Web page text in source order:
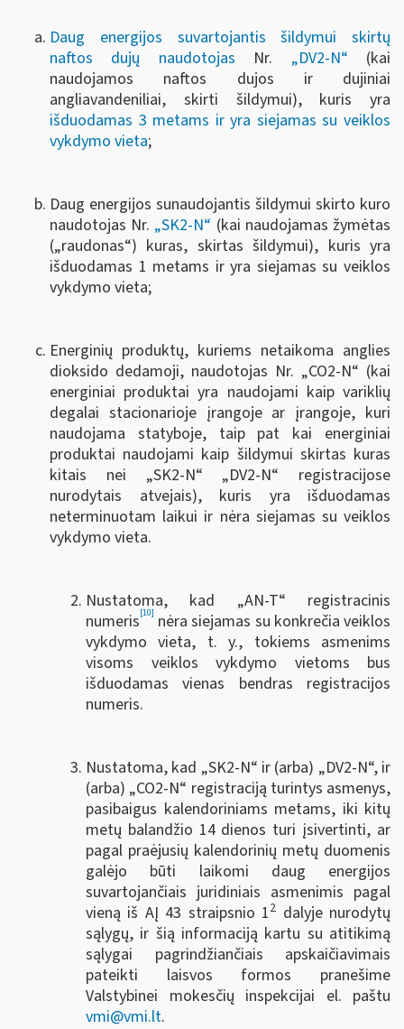
Daug energijos suvartojantis šildymui skirtų
naftos dujų naudotojas Nr. „DV2-N“ (kai
naudojamos naftos dujos ir dujiniai
angliavandeniliai, skirti šildymui), kuris yra
išduodamas 3 metams ir yra siejamas su veiklos
vykdymo vieta;
Daug energijos sunaudojantis šildymui skirto kuro
naudotojas Nr. „SK2-N“ (kai naudojamas žymėtas
(„raudonas“) kuras, skirtas šildymui), kuris yra
išduodamas 1 metams ir yra siejamas su veiklos
vykdymo vieta;
Energinių produktų, kuriems netaikoma anglies
dioksido dedamoji, naudotojas Nr. „CO2-N“ (kai
energiniai produktai yra naudojami kaip variklių
degalai stacionarioje įrangoje ar įrangoje, kuri
naudojama statyboje, taip pat kai energiniai
produktai naudojami kaip šildymui skirtas kuras
kitais nei „SK2-N“ „DV2-N“ registracijose
nurodytais atvejais), kuris yra išduodamas
neterminuotam laikui ir nėra siejamas su veiklos
vykdymo vieta.
Nustatoma, kad „AN-T“ registracinis
numeris[10] nėra siejamas su konkrečia veiklos
vykdymo vieta, t. y., tokiems asmenims
visoms veiklos vykdymo vietoms bus
išduodamas vienas bendras registracijos
numeris.
Nustatoma, kad „SK2-N“ ir (arba) „DV2-N“, ir
(arba) „CO2-N“ registraciją turintys asmenys,
pasibaigus kalendoriniams metams, iki kitų
metų balandžio 14 dienos turi įsivertinti, ar
pagal praėjusių kalendorinių metų duomenis
galėjo būti laikomi daug energijos
suvartojančiais juridiniais asmenimis pagal
vieną iš AĮ 43 straipsnio 12 dalyje nurodytų
sąlygų, ir šią informaciją kartu su atitikimą
sąlygai pagrindžiančiais apskaičiavimais
pateikti laisvos formos pranešime
Valstybinei mokesčių inspekcijai el. paštu
vmi@vmi.lt.